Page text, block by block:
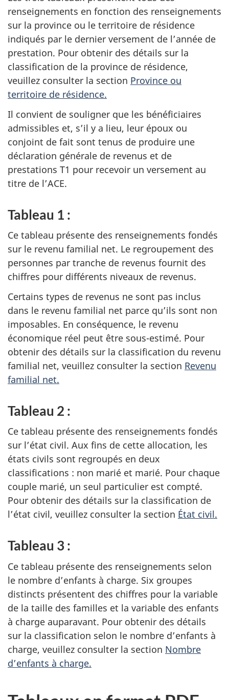
renseignements en fonction des renseignements
sur la province ou le territoire de résidence
indiqués par le dernier versement de l’année de
prestation. Pour obtenir des détails sur la
classification de la province de résidence,
veuillez consulter la section Province ou
territoire de résidence.
Il convient de souligner que les bénéficiaires
admissibles et, s’il y a lieu, leur époux ou
conjoint de fait sont tenus de produire une
déclaration générale de revenus et de
prestations T1 pour recevoir un versement au
titre de l’ACE.
Tableau 1 :
Ce tableau présente des renseignements fondés
sur le revenu familial net. Le regroupement des
personnes par tranche de revenus fournit des
chiffres pour différents niveaux de revenus.
Certains types de revenus ne sont pas inclus
dans le revenu familial net parce qu’ils sont non
imposables. En conséquence, le revenu
économique réel peut être sous-estimé. Pour
obtenir des détails sur la classification du revenu
familial net, veuillez consulter la section Revenu
familial net.
Tableau 2 :
Ce tableau présente des renseignements fondés
sur l’état civil. Aux fins de cette allocation, les
états civils sont regroupés en deux
classifications : non marié et marié. Pour chaque
couple marié, un seul particulier est compté.
Pour obtenir des détails sur la classification de
l’état civil, veuillez consulter la section État civil.
Tableau 3 :
Ce tableau présente des renseignements selon
le nombre d’enfants à charge. Six groupes
distincts présentent des chiffres pour la variable
de la taille des familles et la variable des enfants
à charge auparavant. Pour obtenir des détails
sur la classification selon le nombre d’enfants à
charge, veuillez consulter la section Nombre
d’enfants à charge.